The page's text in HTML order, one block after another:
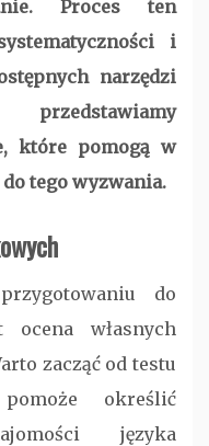
Proces ten
i
narzędzi
przedstawiamy
które pomogą w
tego wyzwania.
do
ocena własnych
zacząć od testu
określić
języka